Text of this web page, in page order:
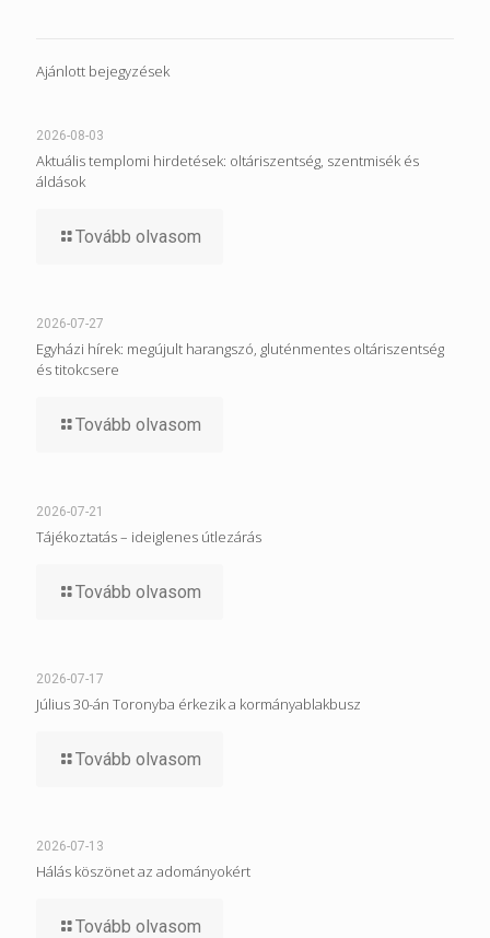
Ajánlott bejegyzések
2026-08-03
Aktuális templomi hirdetések: oltáriszentség, szentmisék és
áldások
Tovább olvasom
2026-07-27
Egyházi hírek: megújult harangszó, gluténmentes oltáriszentség
és titokcsere
Tovább olvasom
2026-07-21
Tájékoztatás – ideiglenes útlezárás
Tovább olvasom
2026-07-17
Július 30-án Toronyba érkezik a kormányablakbusz
Tovább olvasom
2026-07-13
Hálás köszönet az adományokért
Tovább olvasom